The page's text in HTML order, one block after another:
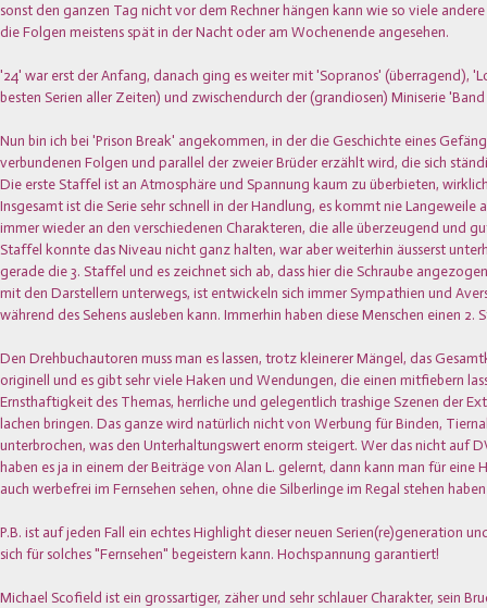
sonst den ganzen Tag nicht vor dem Rechner hängen kann wie so viele
die Folgen meistens spät in der Nacht oder am Wochenende angesehen.
'24' war erst der Anfang, danach ging es weiter mit 'Sopranos' (überragend),
besten Serien aller Zeiten) und zwischendurch der (grandiosen) Miniserie
Nun bin ich bei 'Prison Break' angekommen, in der die Geschichte eines
verbundenen Folgen und parallel der zweier Brüder erzählt wird, die sich
Die erste Staffel ist an Atmosphäre und Spannung kaum zu überbieten,
Insgesamt ist die Serie sehr schnell in der Handlung, es kommt nie Langeweile
immer wieder an den verschiedenen Charakteren, die alle überzeugend und
Staffel konnte das Niveau nicht ganz halten, war aber weiterhin äusserst
gerade die 3. Staffel und es zeichnet sich ab, dass hier die Schraube
mit den Darstellern unterwegs, ist entwickeln sich immer Sympathien und
während des Sehens ausleben kann. Immerhin haben diese Menschen einen
Den Drehbuchautoren muss man es lassen, trotz kleinerer Mängel, das
originell und es gibt sehr viele Haken und Wendungen, die einen mitfiebern
Ernsthaftigkeit des Themas, herrliche und gelegentlich trashige Szenen der
lachen bringen. Das ganze wird natürlich nicht von Werbung für Binden,
unterbrochen, was den Unterhaltungswert enorm steigert. Wer das nicht auf
haben es ja in einem der Beiträge von Alan L. gelernt, dann kann man für eine
auch werbefrei im Fernsehen sehen, ohne die Silberlinge im Regal stehen
P.B. ist auf jeden Fall ein echtes Highlight dieser neuen Serien(re)generation
sich für solches "Fernsehen" begeistern kann. Hochspannung garantiert!
Michael Scofield ist ein grossartiger, zäher und sehr schlauer Charakter, sein